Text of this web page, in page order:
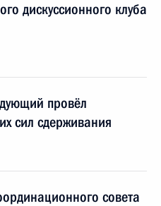
дискуссионного клуба
провёл
сил сдерживания
совета